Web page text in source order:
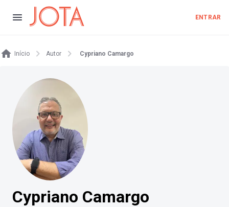
ENTRAR
Início Autor Cypriano Camargo
Cypriano Camargo